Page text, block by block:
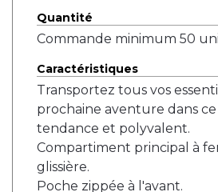
Quantité
Commande minimum 50
Caractéristiques
Transportez tous vos
prochaine aventure dans ce
tendance et polyvalent.
Compartiment principal à
glissière.
Poche zippée à l'avant.